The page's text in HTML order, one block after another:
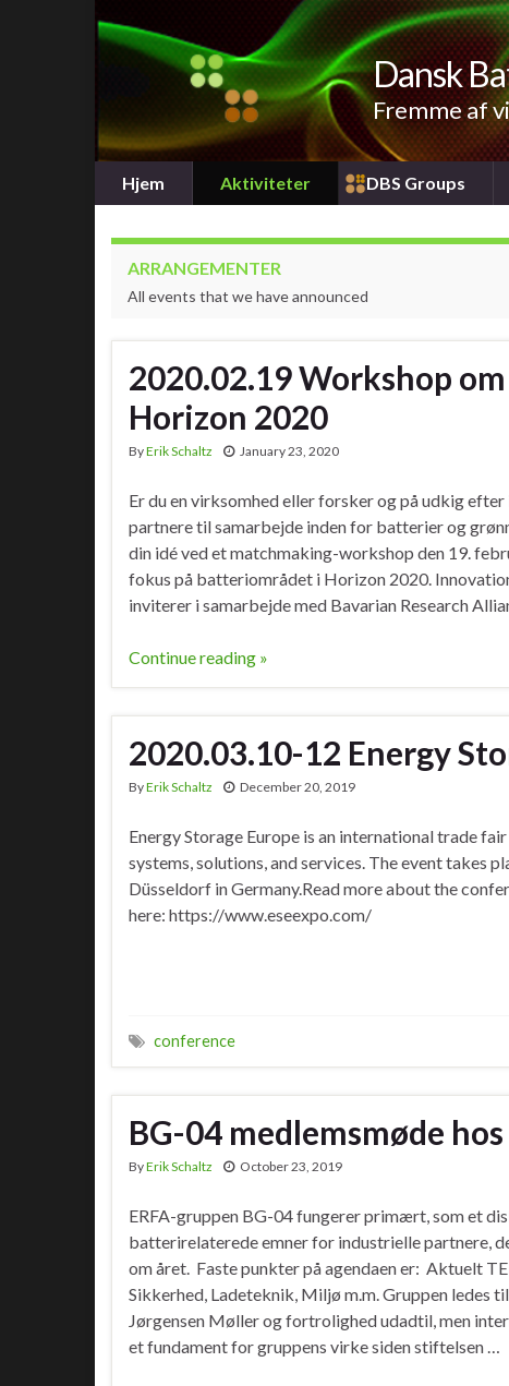
Dansk
Fremme af
Hjem Aktiviteter DBS Groups
ARRANGEMENTER
All events that we have announced
2020.02.19 Workshop
Horizon 2020
ByErik Schaltz January 23, 2020
Er du en virksomhed eller forsker og på udkig
partnere til samarbejde inden for batterier og
din idé ved et matchmaking-workshop den 19.
fokus på batteriområdet i Horizon 2020.
inviterer i samarbejde med Bavarian Research
Continue reading »
2020.03.10-12 Energy
ByErik Schaltz December 20, 2019
Energy Storage Europe is an international trade
systems, solutions, and services. The event takes
Düsseldorf in Germany.Read more about the
here: https://www.eseexpo.com/
conference
BG-04 medlemsmøde
ByErik Schaltz October 23, 2019
ERFA-gruppen BG-04 fungerer primært, som et
batterirelaterede emner for industrielle partnere,
om året. Faste punkter på agendaen er: Aktuelt
Sikkerhed, Ladeteknik, Miljø m.m. Gruppen ledes
Jørgensen Møller og fortrolighed udadtil, men
et fundament for gruppens virke siden stiftelsen …